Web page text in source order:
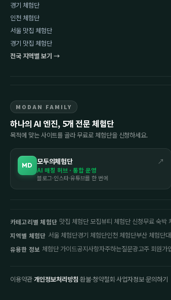
경기 체험단
인천 체험단
서울 맛집 체험단
경기 맛집 체험단
전국 지역별 보기 →
MODAN FAMILY
하나의 AI 엔진, 5개 전문 체험단
목적에 맞는 사이트를 골라 무료로 체험단을 신청하세요.
MD 모두의체험단 ↗
AI 매칭 허브 · 통합 운영
블로그·인스타·유튜브를 한 번에
카테고리별 체험단 맛집 체험단 모집뷰티 체험단 신청무료 숙박
지역별 체험단 서울 체험단경기 체험단인천 체험단부산 체험단
유용한 정보 체험단 가이드공지사항자주하는질문광고주 회원가
이용약관·개인정보처리방침·환불·청약철회·사업자정보·문의하기